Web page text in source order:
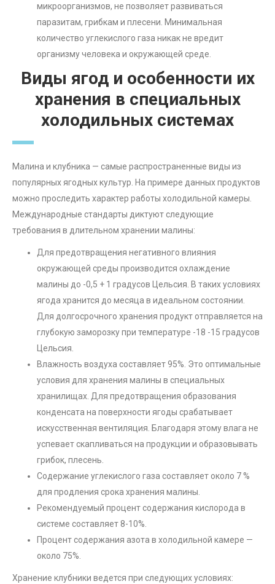
микроорганизмов, не позволяет развиваться
паразитам, грибкам и плесени. Минимальная
количество углекислого газа никак не вредит
организму человека и окружающей среде.
Виды ягод и особенности их
хранения в специальных
холодильных системах
Малина и клубника — самые распространенные виды из
популярных ягодных культур. На примере данных продуктов
можно проследить характер работы холодильной камеры.
Международные стандарты диктуют следующие
требования в длительном хранении малины:
Для предотвращения негативного влияния
окружающей среды производится охлаждение
малины до -0,5 + 1 градусов Цельсия. В таких условиях
ягода хранится до месяца в идеальном состоянии.
Для долгосрочного хранения продукт отправляется на
глубокую заморозку при температуре -18 -15 градусов
Цельсия.
Влажность воздуха составляет 95%. Это оптимальные
условия для хранения малины в специальных
хранилищах. Для предотвращения образования
конденсата на поверхности ягоды срабатывает
искусственная вентиляция. Благодаря этому влага не
успевает скапливаться на продукции и образовывать
грибок, плесень.
Содержание углекислого газа составляет около 7 %
для продления срока хранения малины.
Рекомендуемый процент содержания кислорода в
системе составляет 8-10%.
Процент содержания азота в холодильной камере —
около 75%.
Хранение клубники ведется при следующих условиях: